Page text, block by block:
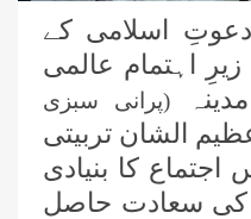
2026ءکو دعوتِ اسلامی کے
اہتمام عالمی
(پرانی سبزی
الشان تربیتی
اجتماع کا بنیادی
سعادت حاصل